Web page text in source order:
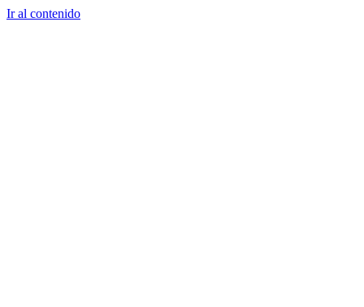
Ir al contenido